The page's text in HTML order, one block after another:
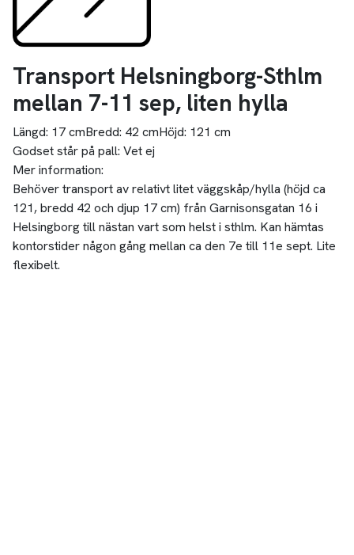
Transport Helsningborg-Sthlm
mellan 7-11 sep, liten hylla
Längd: 17 cmBredd: 42 cmHöjd: 121 cm
Godset står på pall: Vet ej
Mer information:
Behöver transport av relativt litet väggskåp/hylla (höjd ca
121, bredd 42 och djup 17 cm) från Garnisonsgatan 16 i
Helsingborg till nästan vart som helst i sthlm. Kan hämtas
kontorstider någon gång mellan ca den 7e till 11e sept. Lite
flexibelt.